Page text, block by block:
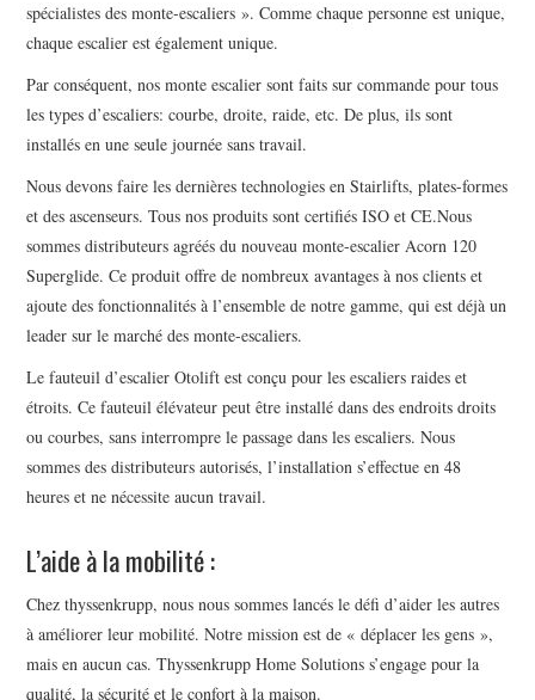
spécialistes des monte-escaliers ». Comme chaque personne est unique,
chaque escalier est également unique.
Par conséquent, nos monte escalier sont faits sur commande pour tous
les types d’escaliers: courbe, droite, raide, etc. De plus, ils sont
installés en une seule journée sans travail.
Nous devons faire les dernières technologies en Stairlifts, plates-formes
et des ascenseurs. Tous nos produits sont certifiés ISO et CE.Nous
sommes distributeurs agréés du nouveau monte-escalier Acorn 120
Superglide. Ce produit offre de nombreux avantages à nos clients et
ajoute des fonctionnalités à l’ensemble de notre gamme, qui est déjà un
leader sur le marché des monte-escaliers.
Le fauteuil d’escalier Otolift est conçu pour les escaliers raides et
étroits. Ce fauteuil élévateur peut être installé dans des endroits droits
ou courbes, sans interrompre le passage dans les escaliers. Nous
sommes des distributeurs autorisés, l’installation s’effectue en 48
heures et ne nécessite aucun travail.
L’aide à la mobilité :
Chez thyssenkrupp, nous nous sommes lancés le défi d’aider les autres
à améliorer leur mobilité. Notre mission est de « déplacer les gens »,
mais en aucun cas. Thyssenkrupp Home Solutions s’engage pour la
qualité, la sécurité et le confort à la maison.